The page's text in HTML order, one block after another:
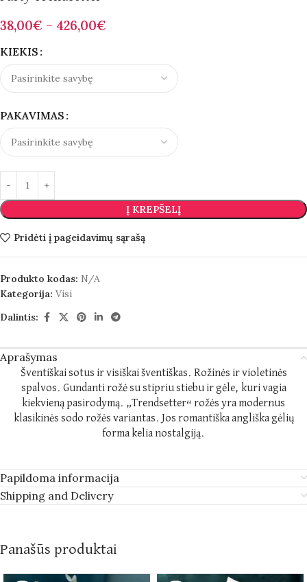
38,00€ – 426,00€
KIEKIS
PAKAVIMAS
Į KREPŠELĮ
Pridėti į pageidavimų sąrašą
Produkto kodas: N/A
Kategorija: Visi
Dalintis:
Aprašymas
Šventiškai sotus ir visiškai šventiškas. Rožinės ir violetinės
spalvos. Gundanti rožė su stipriu stiebu ir gėle, kuri vagia
kiekvieną pasirodymą. „Trendsetter“ rožės yra modernus
klasikinės sodo rožės variantas. Jos romantiška angliška gėlių
forma kelia nostalgiją.
Papildoma informacija
Shipping and Delivery
Panašūs produktai